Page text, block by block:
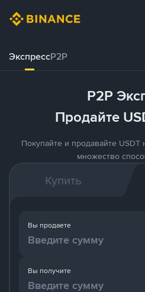
ЭкспрессP2P
P2P
Продайте
Покупайте и продавайте USDT
множество
Купить
Вы получите
Вы продаете